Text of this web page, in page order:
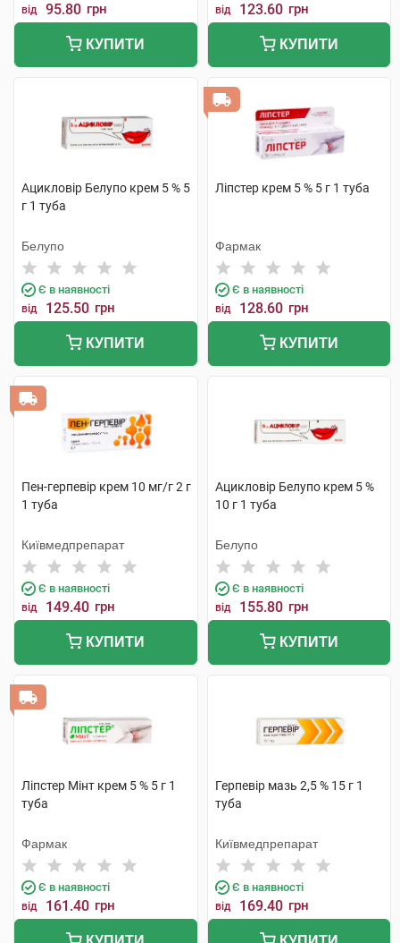
від 95.80 грн
КУПИТИ
від 123.60 грн
КУПИТИ
Ацикловір Белупо крем 5 % 5
г 1 туба
Белупо
Є в наявності
від 125.50 грн
КУПИТИ
Ліпстер крем 5 % 5 г 1 туба
Фармак
Є в наявності
від 128.60 грн
КУПИТИ
Пен-герпевір крем 10 мг/г 2 г
1 туба
Київмедпрепарат
Є в наявності
від 149.40 грн
КУПИТИ
Ацикловір Белупо крем 5 %
10 г 1 туба
Белупо
Є в наявності
від 155.80 грн
КУПИТИ
Ліпстер Мінт крем 5 % 5 г 1
туба
Фармак
Є в наявності
від 161.40 грн
Герпевір мазь 2,5 % 15 г 1
туба
Київмедпрепарат
Є в наявності
від 169.40 грн